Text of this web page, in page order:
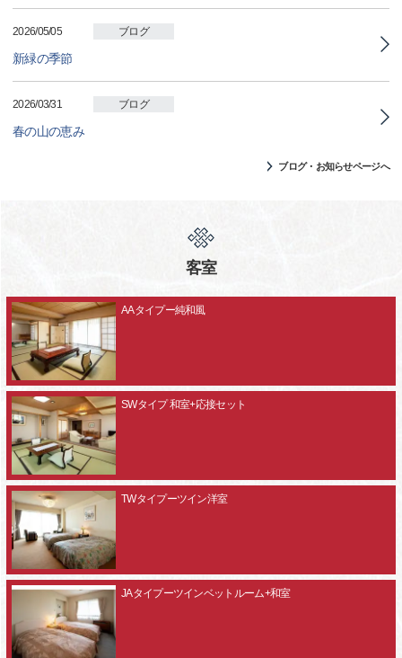
2026/05/05 ブログ
新緑の季節
2026/03/31 ブログ
春の山の恵み
ブログ・お知らせページへ
客室
AAタイプー純和風
SWタイプ 和室+応接セット
TWタイプーツイン洋室
JAタイプーツインベットルーム+和室